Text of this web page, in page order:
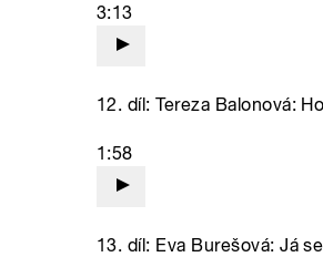
3:13
12. díl: Tereza Balonová:
1:58
13. díl: Eva Burešová: Já